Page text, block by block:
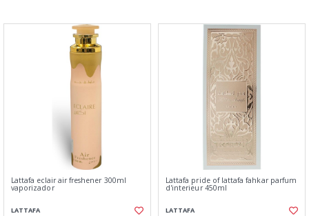
Lattafa eclair air freshener 300ml
vaporizador
LATTAFA
Lattafa pride of lattafa fahkar parfum
d'interieur 450ml
LATTAFA